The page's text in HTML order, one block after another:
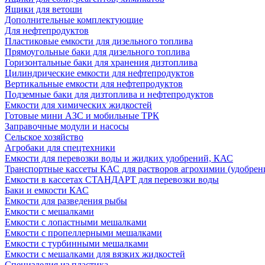
Ящики для ветоши
Дополнительные комплектующие
Для нефтепродуктов
Пластиковые емкости для дизельного топлива
Прямоугольные баки для дизельного топлива
Горизонтальные баки для хранения дизтоплива
Цилиндрические емкости для нефтепродуктов
Вертикальные емкости для нефтепродуктов
Подземные баки для дизтоплива и нефтепродуктов
Емкости для химических жидкостей
Готовые мини АЗС и мобильные ТРК
Заправочные модули и насосы
Сельское хозяйство
Агробаки для спецтехники
Емкости для перевозки воды и жидких удобрений, КАС
Транспортные кассеты КАС для растворов агрохимии
Емкости в кассетах СТАНДАРТ для перевозки воды
Баки и емкости КАС
Емкости для разведения рыбы
Емкости с мешалками
Емкости с лопастными мешалками
Емкости с пропеллерными мешалками
Емкости с турбинными мешалками
Емкости с мешалками для вязких жидкостей